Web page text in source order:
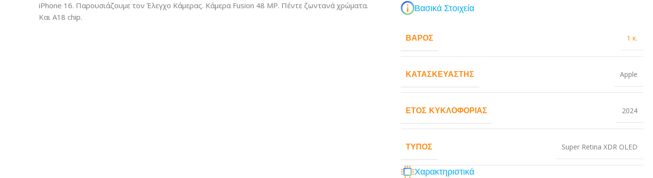
iPhone 16. Παρουσιάζουμε τον Έλεγχο Κάμερας. Κάμερα Fusion 48 MP. Πέντε ζωντανά χρώματα.
Και A18 chip.
Βασικά Στοιχεία
ΒΆΡΟΣ 1 κ.
ΚΑΤΑΣΚΕΥΑΣΤΉΣ Apple
ΈΤΟΣ ΚΥΚΛΟΦΟΡΊΑΣ 2024
ΤΎΠΟΣ Super Retina XDR OLED
Χαρακτηριστικά